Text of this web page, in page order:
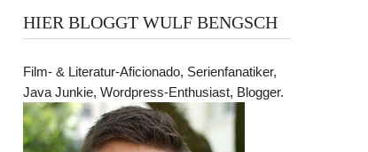
HIER BLOGGT WULF BENGSCH
Film- & Literatur-Aficionado, Serienfanatiker,
Java Junkie, Wordpress-Enthusiast, Blogger.